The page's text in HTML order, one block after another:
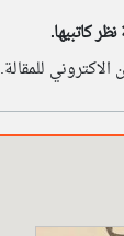
كاتبيها.
للمقالة.